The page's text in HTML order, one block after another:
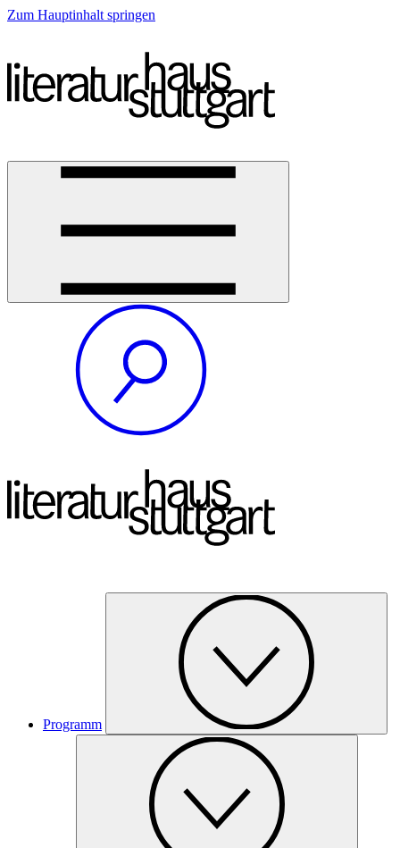
Zum Hauptinhalt springen
Programm